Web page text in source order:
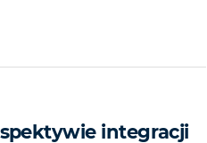
integracji